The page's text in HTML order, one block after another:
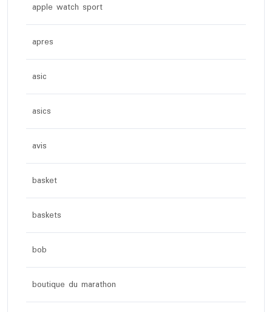
apple watch sport
apres
asic
asics
avis
basket
baskets
bob
boutique du marathon